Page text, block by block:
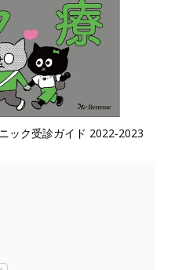
ック受診ガイド 2022-2023